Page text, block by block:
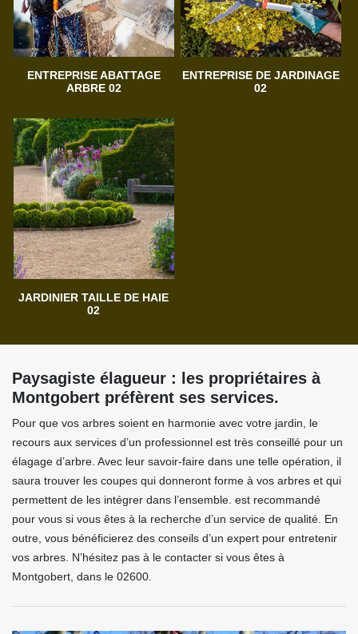
ENTREPRISE ABATTAGE
ARBRE 02
ENTREPRISE DE JARDINAGE
02
JARDINIER TAILLE DE HAIE
02
Paysagiste élagueur : les propriétaires à
Montgobert préfèrent ses services.
Pour que vos arbres soient en harmonie avec votre jardin, le
recours aux services d’un professionnel est très conseillé pour un
élagage d’arbre. Avec leur savoir-faire dans une telle opération, il
saura trouver les coupes qui donneront forme à vos arbres et qui
permettent de les intégrer dans l’ensemble. est recommandé
pour vous si vous êtes à la recherche d’un service de qualité. En
outre, vous bénéficierez des conseils d’un expert pour entretenir
vos arbres. N’hésitez pas à le contacter si vous êtes à
Montgobert, dans le 02600.